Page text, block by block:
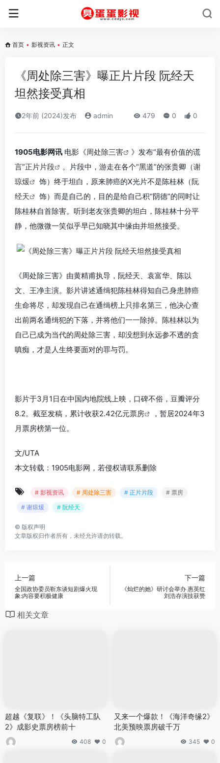
首页 • 影视资讯 • 正文
《周处除三害》曝正片片段 阮经天
坦然接受真相
2年前 (2024)发布 admin 479 0 0
1905电影网讯 电影《周处除三害
》发布“最有价值的谎
言”正片片段 。片段中，游走在各个“黑道”的张贵卿（谢
琼煖
饰）终于坦白，原来肺癌的X光片不是陈桂林（阮
经天
饰）而是自己的，目的是给自己积“阴德”的同时让
陈桂林自首除害。听到老友张贵卿的坦白，陈桂林十分平
静，他微微一笑似乎早已知晓其中缘由并坦然接受。
《周处除三害》由黄精甫执导，阮经天、袁富华、陈以
文、王净主演。影片讲述通缉犯陈桂林得知自己身患肺癌
生命将尽，却发现自己在通缉榜上只排名第三，他决心查
出前两名通缉犯的下落，并将他们一一除掉。陈桂林以为
自己已成为当代的周处除三害，却没想到永远参不透的贪
嗔痴，才是人生终要面对的罪与罚。
影片于3月1日在中国内地院线上映，口碑不俗，豆瓣评分
8.2。截至发稿，累计收获2.42亿元票房
，暂居2024年3
月票房榜第一位。
文/UTA
本文转载：1905电影网，若侵权请联系删除
# 影视资讯 # 周处除三害 # 正片片段
# 票房
# 谢琼煖
# 阮经天
© 版权声明
文章版权归作者所有，未经允许请勿转载。
上一篇
全国政协委员靳东谈短剧爆火现
象:内容要积极健康
下一篇
《灿烂的她》研讨会举办 惠英红
刘浩存演技获赞
相关文章
超越《复联》！《头脑特工队
2》成影史票房榜前十
408 0
又来一个爆款！《海洋奇缘2》
北美预映票房破千万
345 0